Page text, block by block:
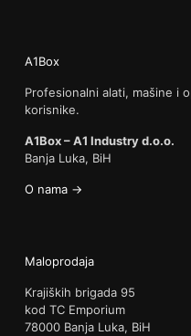
A1Box
Profesionalni alati, mašine i
korisnike.
A1Box – A1 Industry d.o.o.
Banja Luka, BiH
O nama →
Maloprodaja
Krajiških brigada 95
kod TC Emporium
78000 Banja Luka, BiH